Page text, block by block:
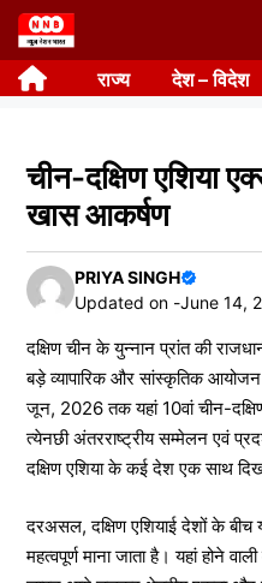
Skip
to
content राज्य देश – विदेश
चीन-दक्षिण एशिया
खास आकर्षण
PRIYA SINGH
Updated on -June 14,
दक्षिण चीन के युन्नान प्रांत की
बड़े व्यापारिक और सांस्कृतिक
जून, 2026 तक यहां 10वां चीन-
त्येनछी अंतरराष्ट्रीय सम्मेलन एवं
दक्षिण एशिया के कई देश एक साथ
दरअसल, दक्षिण एशियाई देशों के
महत्वपूर्ण माना जाता है। यहां होने